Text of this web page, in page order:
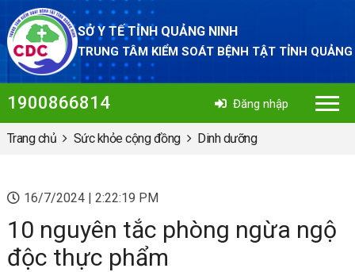
SỞ Y TẾ TỈNH QUẢNG NINH
TRUNG TÂM KIỂM SOÁT BỆNH TẬT TỈNH
Đăng nhập
1900866814
Trang chủ Sức khỏe cộng đồng Dinh dưỡng
16/7/2024 | 2:22:19 PM
10 nguyên tắc phòng ngừa ngộ
độc thực phẩm